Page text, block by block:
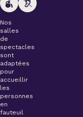
Nos
salles
de
spectacles
sont
adaptées
pour
accueillir
les
personnes
en
fauteuil